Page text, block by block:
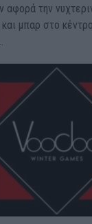
αφορά την
μπαρ στο